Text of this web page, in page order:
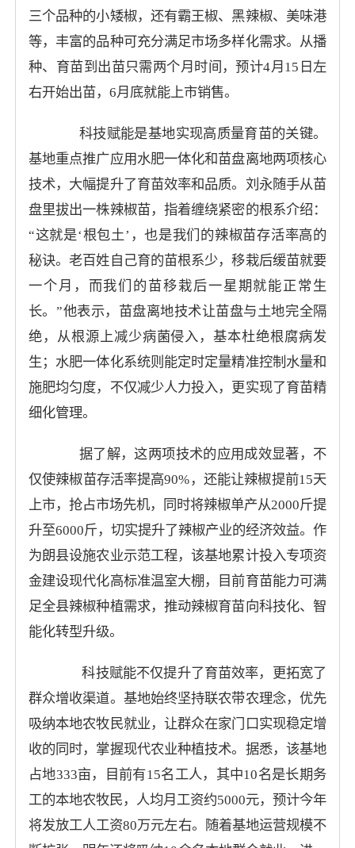
三个品种的小矮椒，还有霸王椒、黑辣椒、美味港
等，丰富的品种可充分满足市场多样化需求。从播
种、育苗到出苗只需两个月时间，预计4月15日左
右开始出苗，6月底就能上市销售。
科技赋能是基地实现高质量育苗的关键。
基地重点推广应用水肥一体化和苗盘离地两项核心
技术，大幅提升了育苗效率和品质。刘永随手从苗
盘里拔出一株辣椒苗，指着缠绕紧密的根系介绍：
“这就是‘根包土’，也是我们的辣椒苗存活率高的
秘诀。老百姓自己育的苗根系少，移栽后缓苗就要
一个月，而我们的苗移栽后一星期就能正常生
长。”他表示，苗盘离地技术让苗盘与土地完全隔
绝，从根源上减少病菌侵入，基本杜绝根腐病发
生；水肥一体化系统则能定时定量精准控制水量和
施肥均匀度，不仅减少人力投入，更实现了育苗精
细化管理。
据了解，这两项技术的应用成效显著，不
仅使辣椒苗存活率提高90%，还能让辣椒提前15天
上市，抢占市场先机，同时将辣椒单产从2000斤提
升至6000斤，切实提升了辣椒产业的经济效益。作
为朗县设施农业示范工程，该基地累计投入专项资
金建设现代化高标准温室大棚，目前育苗能力可满
足全县辣椒种植需求，推动辣椒育苗向科技化、智
能化转型升级。
科技赋能不仅提升了育苗效率，更拓宽了
群众增收渠道。基地始终坚持联农带农理念，优先
吸纳本地农牧民就业，让群众在家门口实现稳定增
收的同时，掌握现代农业种植技术。据悉，该基地
占地333亩，目前有15名工人，其中10名是长期务
工的本地农牧民，人均月工资约5000元，预计今年
将发放工人工资80万元左右。随着基地运营规模不